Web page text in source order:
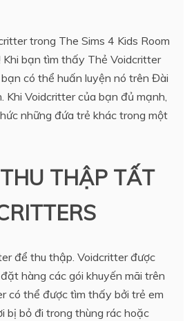
trong The Sims 4 Kids Room
bạn tìm thấy Thẻ Voidcritter
có thể huấn luyện nó trên Đài
Khi Voidcritter của bạn đủ mạnh,
những đứa trẻ khác trong một
THẬP TẤT
để thu thập. Voidcritter được
hàng các gói khuyến mãi trên
có thể được tìm thấy bởi trẻ em
bị bỏ đi trong thùng rác hoặc